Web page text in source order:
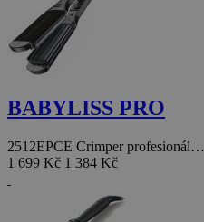
BABYLISS PRO
2512EPCE Crimper profesionál…
1 699 Kč 1 384 Kč